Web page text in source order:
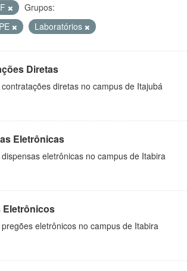
Grupos:
Laboratórios
Diretas
diretas no campus de Itajubá
Eletrônicas
eletrônicas no campus de Itabira
Eletrônicos
eletrônicos no campus de Itabira